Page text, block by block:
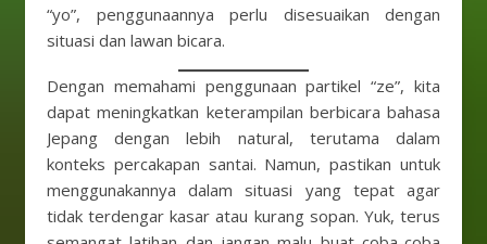
“yo”, penggunaannya perlu disesuaikan dengan
situasi dan lawan bicara.
Dengan memahami penggunaan partikel “ze”, kita
dapat meningkatkan keterampilan berbicara bahasa
Jepang dengan lebih natural, terutama dalam
konteks percakapan santai. Namun, pastikan untuk
menggunakannya dalam situasi yang tepat agar
tidak terdengar kasar atau kurang sopan. Yuk, terus